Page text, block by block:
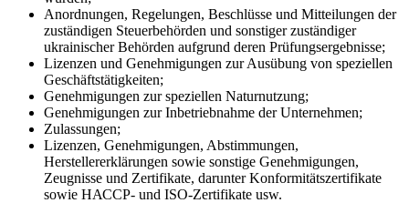
Anordnungen, Regelungen, Beschlüsse und Mitteilungen der
zuständigen Steuerbehörden und sonstiger zuständiger
ukrainischer Behörden aufgrund deren Prüfungsergebnisse;
Lizenzen und Genehmigungen zur Ausübung von speziellen
Geschäftstätigkeiten;
Genehmigungen zur speziellen Naturnutzung;
Genehmigungen zur Inbetriebnahme der Unternehmen;
Zulassungen;
Lizenzen, Genehmigungen, Abstimmungen,
Herstellererklärungen sowie sonstige Genehmigungen,
Zeugnisse und Zertifikate, darunterKonformitätszertifikate
sowie НАССР- und ISO-Zertifikate usw.